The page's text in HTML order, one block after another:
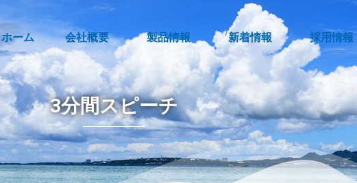
ホーム 会社概要 製品情報 新着情報 採用情報
3分間スピーチ